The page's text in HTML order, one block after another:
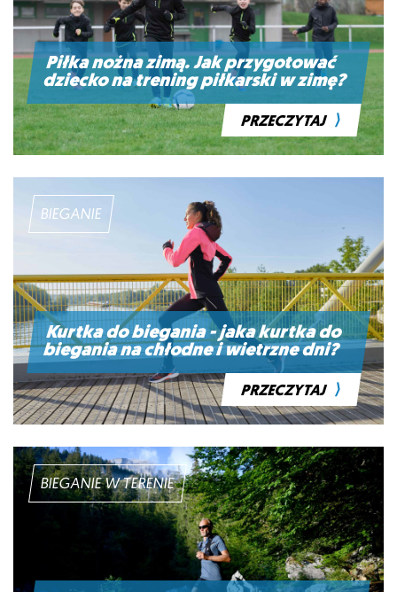
Piłka nożna zimą. Jak przygotować
dziecko na trening piłkarski w zimę?
PRZECZYTAJ ⟩
BIEGANIE
Kurtka do biegania - jaka kurtka do
biegania na chłodne i wietrzne dni?
PRZECZYTAJ ⟩
BIEGANIE W TERENIE